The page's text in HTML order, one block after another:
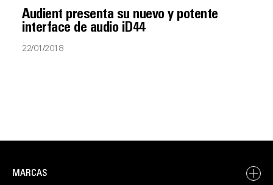
Audient presenta su nuevo y potente
interface de audio iD44
22/01/2018
MARCAS